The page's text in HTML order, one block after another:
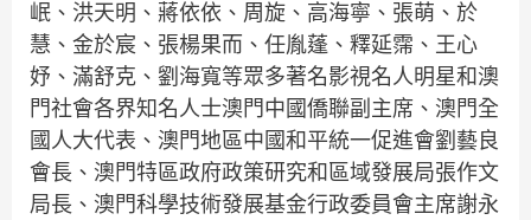
岷、洪天明、蔣依依、周旋、高海寧、張萌、於
慧、金於宸、張楊果而、任胤蓬、釋延霈、王心
妤、滿舒克、劉海寬等眾多著名影視名人明星和澳
門社會各界知名人士澳門中國僑聯副主席、澳門全
國人大代表、澳門地區中國和平統一促進會劉藝良
會長、澳門特區政府政策研究和區域發展局張作文
局長、澳門科學技術發展基金行政委員會主席謝永